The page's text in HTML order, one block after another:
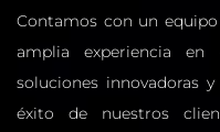
Contamos con un
amplia experiencia en
soluciones innovadoras
éxito de nuestros